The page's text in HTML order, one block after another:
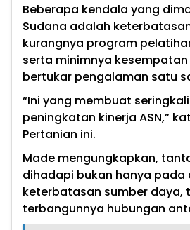
Beberapa kendala yang
Sudana adalah
kurangnya program
serta minimnya
bertukar pengalaman satu
“Ini yang membuat
peningkatan kinerja ASN,”
Pertanian ini.
Made mengungkapkan,
dihadapi bukan hanya pada
keterbatasan sumber daya,
terbangunnya hubungan